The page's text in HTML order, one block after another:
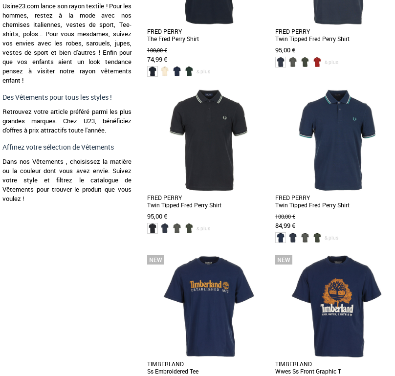
Usine23.com lance son rayon textile ! Pour les
hommes, restez à la mode avec nos
chemises italiennes, vestes de sport, Tee-
shirts, polos... Pour vous mesdames, suivez
vos envies avec les robes, sarouels, jupes,
vestes de sport et bien d'autres ! Enfin pour
que vos enfants aient un look tendance
pensez à visiter notre rayon vêtements
enfant !
Des Vêtements pour tous les styles !
Retrouvez votre article préféré parmi les plus
grandes marques. Chez U23, bénéficiez
d'offres à prix attractifs toute l'année.
Affinez votre sélection de Vêtements
Dans nos Vêtements , choisissez la matière
ou la couleur dont vous avez envie. Suivez
votre style et filtrez le catalogue de
Vêtements pour trouver le produit que vous
voulez !
FRED PERRY
The Fred Perry Shirt
100,00 €
74,99 €
& plus
Découvrez le polo Fred Perry TheFred Perry
Shirt, un incontournable de la mode masculine
pour la saison [...]
FRED PERRY
Twin Tipped Fred Perry Shirt
95,00 €
& plus
Découvrez le polo Fred Perry Twin Tipped, un
incontournable de la collection Printemps-Été
2026 pour [...]
FRED PERRY
Twin Tipped Fred Perry Shirt
95,00 €
& plus
S M
Le polo Fred Perry Twin Tipped est un
incontournable de la garde-robe masculine,
alliant élégance sobre [...]
FRED PERRY
Twin Tipped Fred Perry Shirt
100,00 €
84,99 €
& plus
S M XL
Vêtements
Découvrez le polo Twin Tipped Fred Perry, un
incontournable de la collection printemps-été
2026, spécialement [...]
TIMBERLAND
Ss Embroidered Tee
TIMBERLAND
Wwes Ss Front Graphic T